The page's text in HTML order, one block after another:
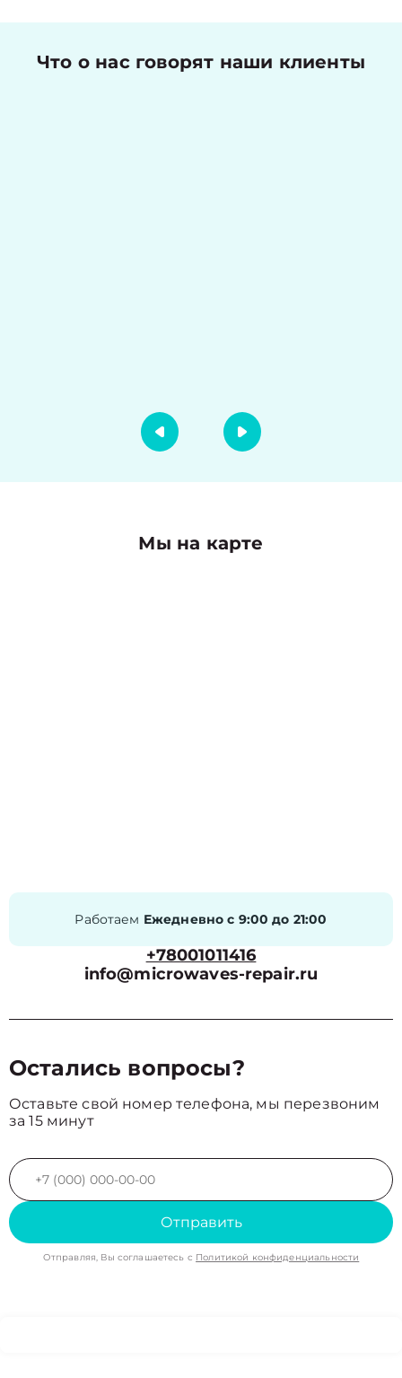
Что о нас говорят наши клиенты
Мы на карте
Работаем Ежедневно с 9:00 до 21:00
+78001011416
info@microwaves-repair.ru
Остались вопросы?
Оставьте свой номер телефона, мы перезвоним
за 15 минут
Отправить
Отправляя, Вы соглашаетесь с Политикой конфиденциальности